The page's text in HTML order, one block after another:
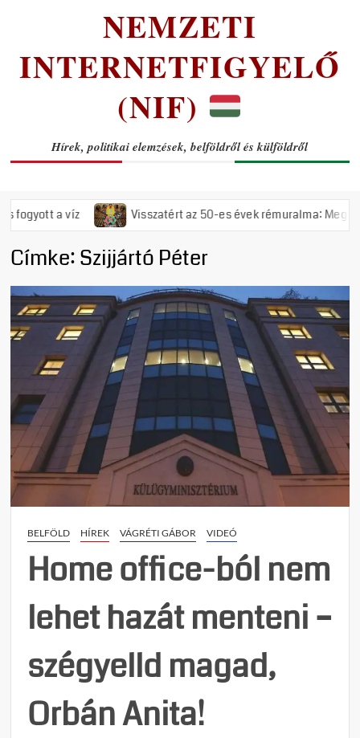
NEMZETI
INTERNETFIGYELŐ
(NIF)
Hírek, politikai elemzések, belföldről és külföldről
Visszatért az 50-es évek rémuralma: Megszavazta az
Címke:Szijjártó Péter
BELFÖLD HÍREK VÁGRÉTI GÁBOR VIDEÓ
Home office-ból nem
lehet hazát menteni –
szégyelld magad,
Orbán Anita!